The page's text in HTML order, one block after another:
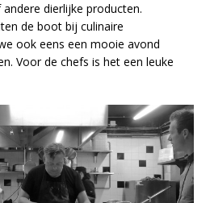
dierlijke producten.
de boot bij culinaire
ook eens een mooie avond
Voor de chefs is het een leuke